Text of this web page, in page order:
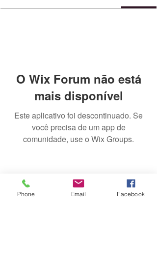
O Wix Forum não está
mais disponível
Este aplicativo foi descontinuado. Se
você precisa de um app de
comunidade, use o Wix Groups.
Phone Email Facebook